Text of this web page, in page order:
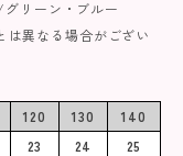
リーン・ブルー
異なる場合がござい
120 130
140
23 24
25